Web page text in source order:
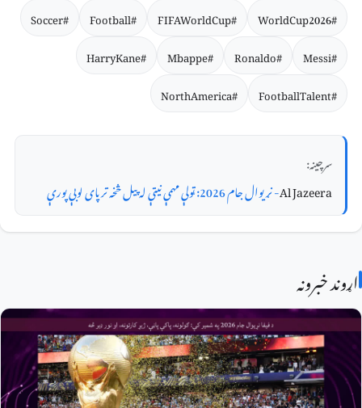
#WorldCup2026
#FIFAWorldCup
#Football
#Soccer
#Messi
#Ronaldo
#Mbappe
#HarryKane
#FootballTalent
#NorthAmerica
سرچینه:
Al Jazeera- نړیوال جام 2026: ټولې مهمې نیټې له پیل څخه تر پای لوبې پورې
اړوند خبرونه